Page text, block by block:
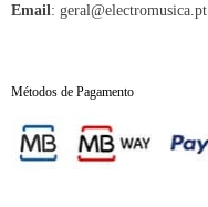
Email: geral@electromusica.pt
Métodos de Pagamento